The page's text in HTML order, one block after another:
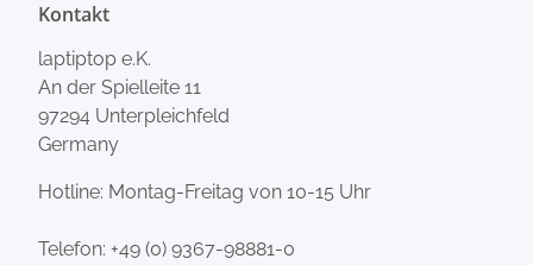
Kontakt
laptiptop e.K.
An der Spielleite 11
97294 Unterpleichfeld
Germany
Hotline: Montag-Freitag von 10-15 Uhr
Telefon: +49 (0) 9367-98881-0